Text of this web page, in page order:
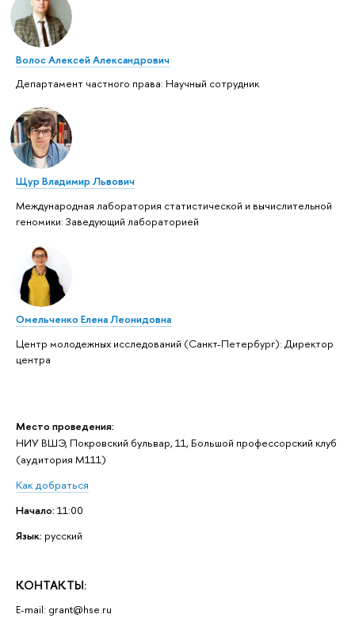
Место проведения:
НИУ ВШЭ, Покровский бульвар, 11, Большой профессорский клуб
(аудитория М111)
Как добраться
Начало: 11:00
Язык: русский
КОНТАКТЫ:
E-mail: grant@hse.ru
Волос Алексей Александрович
Департамент частного права: Научный сотрудник
Щур Владимир Львович
Международная лаборатория статистической и вычислительной
геномики: Заведующий лабораторией
Омельченко Елена Леонидовна
Центр молодежных исследований (Санкт-Петербург): Директор
центра